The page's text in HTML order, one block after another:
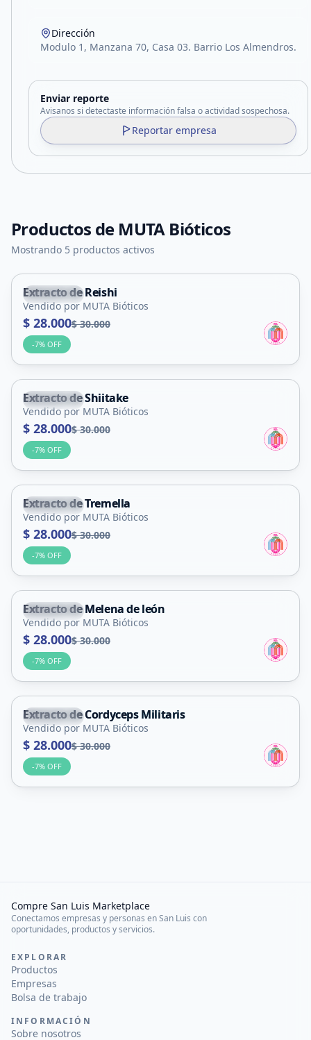
Dirección
Modulo 1, Manzana 70, Casa 03. Barrio Los Almendros.
Enviar reporte
Avisanos si detectaste información falsa o actividad sospechosa.
Reportar empresa
Productos de MUTA Bióticos
Mostrando 5 productos activos
La Punta
Extracto de Reishi
Vendido por MUTA Bióticos
$ 28.000$ 30.000
-7% OFF
La Punta
Extracto de Shiitake
Vendido por MUTA Bióticos
$ 28.000$ 30.000
-7% OFF
La Punta
Extracto de Tremella
Vendido por MUTA Bióticos
$ 28.000$ 30.000
-7% OFF
La Punta
Extracto de Melena de león
Vendido por MUTA Bióticos
$ 28.000$ 30.000
-7% OFF
La Punta
Extracto de Cordyceps Militaris
Vendido por MUTA Bióticos
$ 28.000$ 30.000
-7% OFF
Compre San Luis Marketplace
Conectamos empresas y personas en San Luis con
oportunidades, productos y servicios.
EXPLORAR
Productos
Empresas
Bolsa de trabajo
INFORMACIÓN
Sobre nosotros